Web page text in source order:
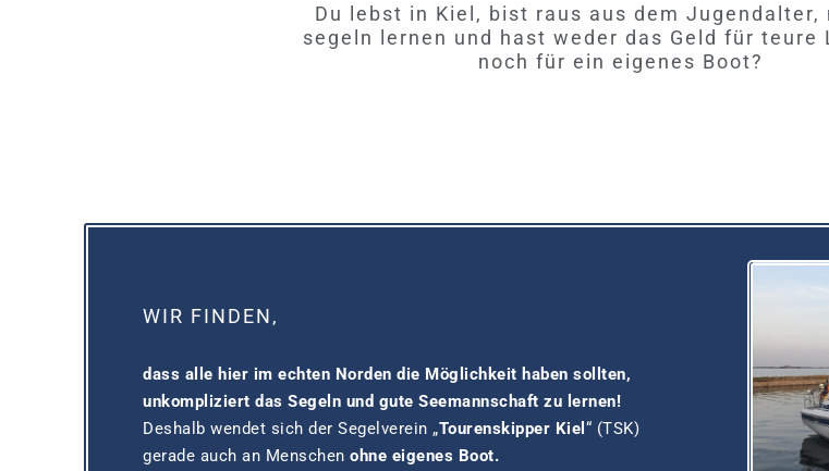
Du lebst in Kiel, bist raus aus dem Jugendalter,
segeln lernen und hast weder das Geld für teure
noch für ein eigenes Boot?
WIR FINDEN,
dass alle hier im echten Norden die Möglichkeit haben sollten,
unkompliziert das Segeln und gute Seemannschaft zu lernen!
Deshalb wendet sich der Segelverein „Tourenskipper Kiel “ (TSK)
gerade auch an Menschen ohne eigenes Boot.